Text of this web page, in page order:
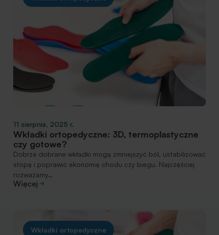
11 sierpnia, 2025 r.
Wkładki ortopedyczne: 3D, termoplastyczne
czy gotowe?
Dobrze dobrane wkładki mogą zmniejszyć ból, ustabilizować
stopę i poprawić ekonomię chodu czy biegu. Najczęściej
rozważamy…
Więcej
Wkładki ortopedyczne